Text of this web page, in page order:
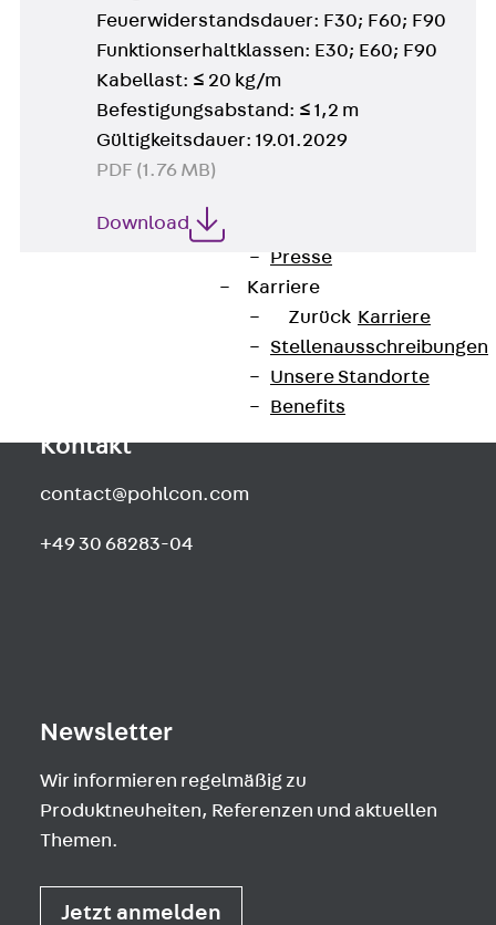
News
Events
Kontakt
Zurück Kontakt
Ansprechpersonen
Presse
Karriere
Zurück Karriere
Stellenausschreibungen
Unsere Standorte
Benefits
Feuerwiderstandsdauer: F30; F60; F90
Funktionserhaltklassen: E30; E60; F90
Kabellast: ≤ 20 kg/m
Befestigungsabstand: ≤ 1,2 m
Gültigkeitsdauer: 19.01.2029
PDF (1.76 MB)
Download
Kontakt
contact@pohlcon.com
+49 30 68283-04
Newsletter
Wir informieren regelmäßig zu
Produktneuheiten, Referenzen und aktuellen
Themen.
Jetzt anmelden